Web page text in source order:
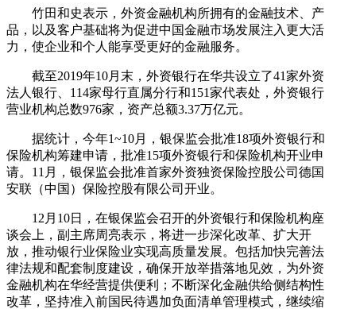
竹田和史表示，外资金融机构所拥有的金融技术、产
品，以及客户基础将为促进中国金融市场发展注入更大活
力，使企业和个人能享受更好的金融服务。
截至2019年10月末，外资银行在华共设立了41家外资
法人银行、114家母行直属分行和151家代表处，外资银行
营业机构总数976家，资产总额3.37万亿元。
据统计，今年1~10月，银保监会批准18项外资银行和
保险机构筹建申请，批准15项外资银行和保险机构开业申
请。11月，银保监会批准首家外资独资保险控股公司德国
安联（中国）保险控股有限公司开业。
12月10日，在银保监会召开的外资银行和保险机构座
谈会上，副主席周亮表示，将进一步深化改革、扩大开
放，推动银行业保险业实现高质量发展。包括加快完善法
律法规和配套制度建设，确保开放举措落地见效，为外资
金融机构在华经营提供便利；不断深化金融供给侧结构性
改革，坚持准入前国民待遇加负面清单管理模式，继续缩